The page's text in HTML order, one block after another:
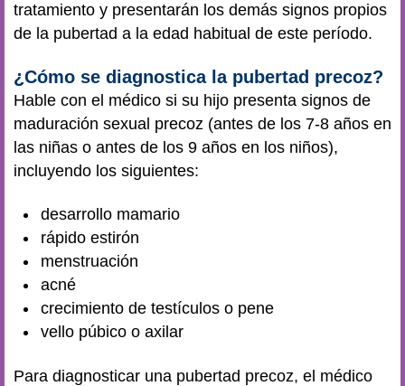
tratamiento y presentarán los demás signos propios
de la pubertad a la edad habitual de este período.
¿Cómo se diagnostica la pubertad precoz?
Hable con el médico si su hijo presenta signos de
maduración sexual precoz (antes de los 7-8 años en
las niñas o antes de los 9 años en los niños),
incluyendo los siguientes:
desarrollo mamario
rápido estirón
menstruación
acné
crecimiento de testículos o pene
vello púbico o axilar
Para diagnosticar una pubertad precoz, el médico